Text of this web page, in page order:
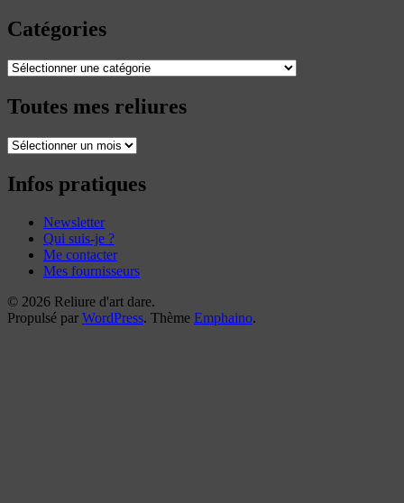
Catégories
Catégories
Toutes mes reliures
Toutes
reliures
Infos pratiques
Newsletter
Qui suis-je ?
Me contacter
Mes fournisseurs
© 2026 Reliure d'art dare.
Propulsé par WordPress. Thème Emphaino.